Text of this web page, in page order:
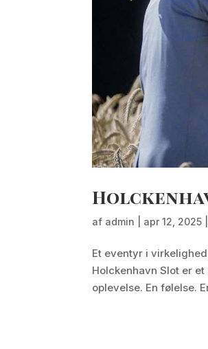
af admin apr 12, 2025
Et eventyr i
Holckenhavn Slot er
oplevelse. En følelse.